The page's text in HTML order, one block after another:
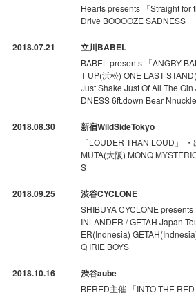
Hearts presents 「Straight for
Drive BOOOOZE SADNESS
2018.07.21 立川BABEL
BABEL presents 「ANGRY
T UP(浜松) ONE LAST
Just Shake Just Of All The
DNESS 6ft.down Bear Nnuckle
2018.08.30 新宿WildSideTokyo
「LOUDER THAN LOUD」
MUTA(大阪) MONQ
S
2018.09.25 渋谷CYCLONE
SHIBUYA CYCLONE
INLANDER / GETAH Japan
ER(Indnesia)
Q IRIE BOYS
2018.10.16 渋谷aube
BERED主催 「INTO THE